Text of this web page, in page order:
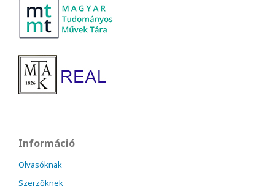
Információ
Olvasóknak
Szerzőknek